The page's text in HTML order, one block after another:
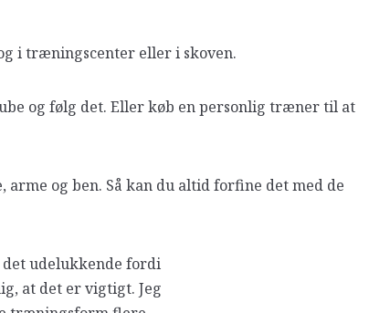
i træningscenter eller i skoven.
og følg det. Eller køb en personlig træner til at
og ben. Så kan du altid forfine det med de
udelukkende fordi
at det er vigtigt. Jeg